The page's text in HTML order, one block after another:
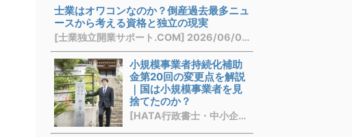
士業はオワコンなのか？倒産過去最多ニュ
ースから考える資格と独立の現実
[士業独立開業サポート.COM] 2026/06/08 21:39
小規模事業者持続化補助
金第20回の変更点を解説
｜国は小規模事業者を見
捨てたのか？
[HATA行政書士・中小企業診断士事務所] 2026/06/08 21:17